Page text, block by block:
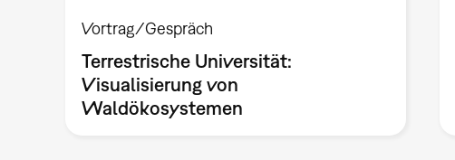
Vortrag/Gespräch
Terrestrische Universität:
Visualisierung von
Waldökosystemen